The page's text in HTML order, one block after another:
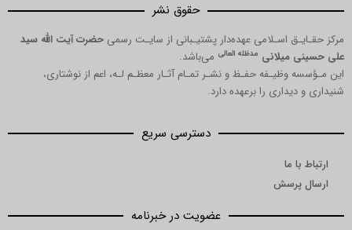
حقوق نشر
اسـلامی عهده‌دار پشتیـبانی از سایـت رسمیحضرت آیت الله سید
مدظله العالیمی‌باشد.
حفـظ و نشـر تمـام آثـار معظـم لـه، اعم از نوشتاری،
را برعهده دارد.
دسترسی سریع
عضویت در خبرنامه